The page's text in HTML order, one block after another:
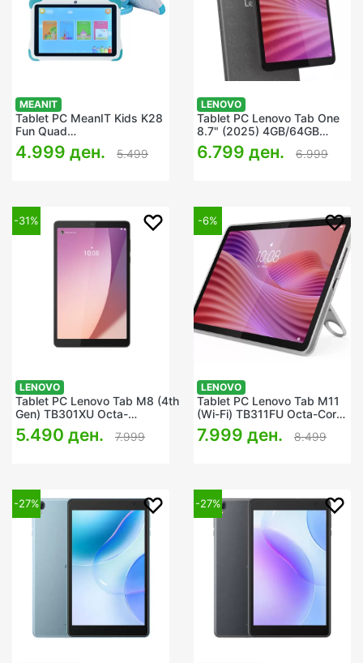
MEANIT
Tablet PC MeanIT Kids K28
Fun Quad
Core/3GB/32GB/WiFi/BT/8"
IPS
4.999 ден. 5.499
LENOVO
Tablet PC Lenovo Tab One
8.7" (2025) 4GB/64GB
Luna Grey
6.799 ден. 6.999
-31%
LENOVO
Tablet PC Lenovo Tab M8 (4th
Gen) TB301XU Octa-
Core/3GB/32GB/8" LCD
Touch/WiFi+LTE/BT/A13/ArcticGrey
5.490 ден. 7.999
-6%
LENOVO
Tablet PC Lenovo Tab M11
(Wi-Fi) TB311FU Octa-Core
4GB/128GB w/Case
7.999 ден. 8.499
-27% -27%